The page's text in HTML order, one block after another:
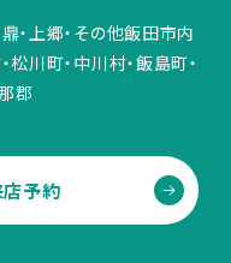
・上郷・その他飯田市内
松川町・中川村・飯島町・
郡
店予約